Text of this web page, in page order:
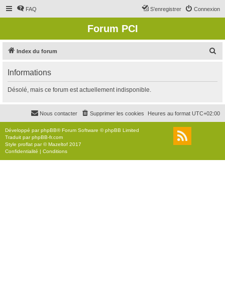
FAQ Connexion
S’enregistrer
Forum PCI
Index du forum
r
c
r
Informations
Désolé, mais ce forum est actuellement indisponible.
Heures au format UTC+02:00
Supprimer les cookies
Nous contacter
Développé parphpBB® Forum Software © phpBB Limited
Traduit parphpBB-fr.com
Style proflat par ©Mazeltof 2017
Confidentialité | Conditions